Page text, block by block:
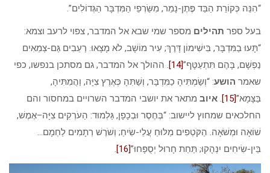
“הִנֵּה כְּקוֹרַת הַבַּד פֶּתֶן-נָמֵר, מִשַּׂרְפֵי הַמִּדְבָּר הַגְּדוֹלִים”.
בעל ספר תהילים מספר שמי שבא אל המדבר, צפוי לרעב וצמא:
“תָּעוּ בַמִּדְבָּר, בִּישִׁימוֹן דָּרֶךְ; עִיר מוֹשָׁב, לֹא מָצָאוּ. רְעֵבִים גַּם-צְמֵאִים
נַפְשָׁם, בָּהֶם תִּתְעַטָּף”[14]
. ההולך אל המדבר, גם מסתכן בנפשו, כפי
שאמר הושע: “וְשַׂמְתִּיהָ כַמִּדְבָּר, וְשַׁתִּהָ כְּאֶרֶץ צִיָּה, וַהֲמִתִּיהָ,
בַּצָּמָא”[15]
. איוב מתאר את יושבי המדבר השרויים במחסור והם
החלכאים שמחוץ ליישוב: “בְּחֶסֶר וּבְכָפָן, גַּלְמוּד: הַעֹרְקִים צִיָּה–אֶמֶשׁ,
שׁוֹאָה וּמְשֹׁאָה. הַקֹּטְפִים מַלּוּחַ עֲלֵי-שִׂיחַ; וְשֹׁרֶשׁ רְתָמִים לַחְמָם…
בֵּין-שִׂיחִים יִנְהָקוּ; תַּחַת חָרוּל יְסֻפָּחוּ”[16]
.